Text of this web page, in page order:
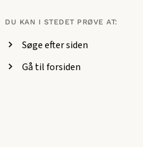
DU KAN I STEDET PRØVE AT:
Søge efter siden
Gå til forsiden